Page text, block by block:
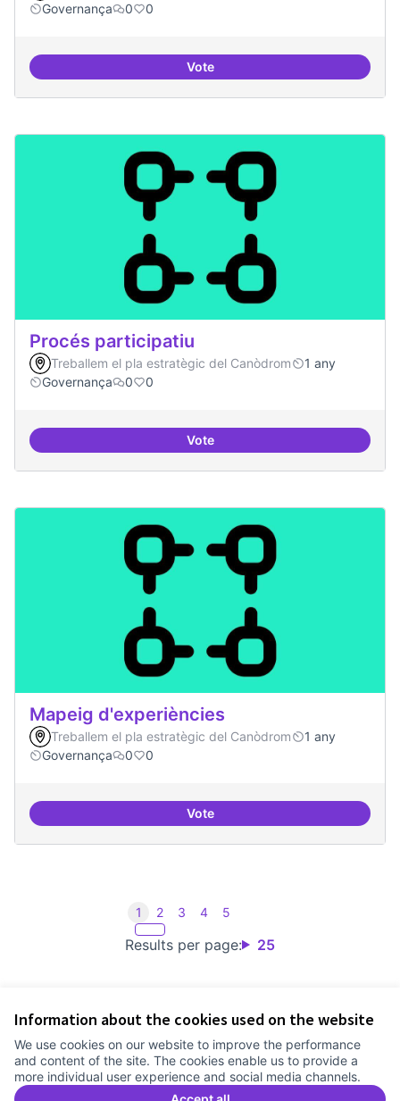
Information about the cookies used on the website
We use cookies on our website to improve the performance
and content of the site. The cookies enable us to provide a
more individual user experience and social media channels.
Governança
0 0
VoteCures i governança
Procés participatiu
Treballem el pla estratègic del Canòdrom
1 any
Governança
0 0
VoteProcés participatiu
Mapeig d'experiències
Treballem el pla estratègic del Canòdrom
1 any
Governança
0 0
VoteMapeig d'experiències
Results per page: 25
1 2 3 4 5
Cookie settings
Comunitat Canòdrom at Facebook
(External link)
Comunitat Canòdrom at Instagram
(External link)
Comunitat Canòdrom at YouTube
(External link)
English
Triar la llenguaElegir el idiomaChoose language